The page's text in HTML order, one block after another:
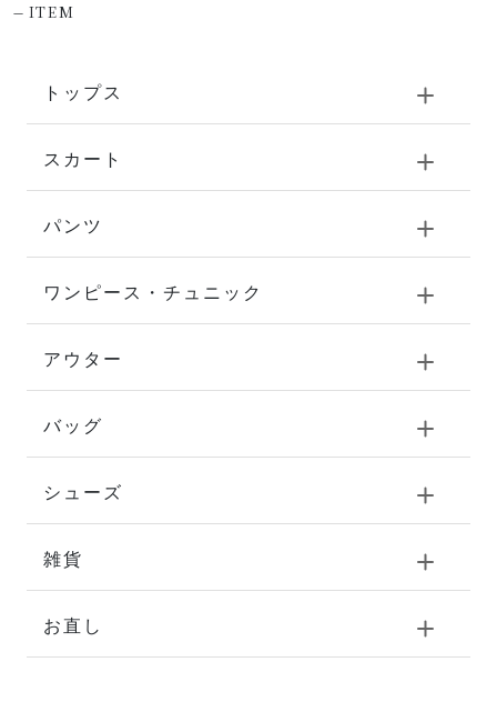
-ITEM
トップス
スカート
パンツ
ワンピース・チュニック
アウター
バッグ
シューズ
雑貨
お直し